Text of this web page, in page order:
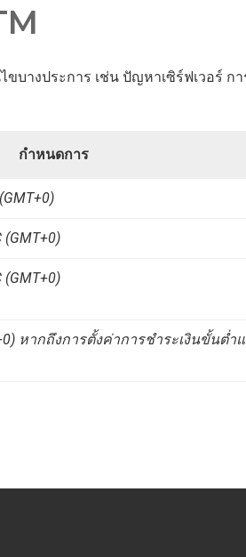
บางประการ เช่น ปัญหาเซิร์ฟเวอร์ ก
กำหนดการ
หากถึงการตั้งค่าการชำระเงินขั้นต่ำ